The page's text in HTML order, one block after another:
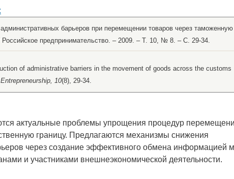
барьеров при перемещении товаров через таможенную
предпринимательство. – 2009. – Т. 10, № 8. – С. 29-34.
of administrative barriers in the movement of goods across the customs
10(8), 29-34.
актуальные проблемы упрощения процедур
границу. Предлагаются механизмы снижения
через создание эффективного обмена информацией
и участниками внешнеэкономической деятельности.